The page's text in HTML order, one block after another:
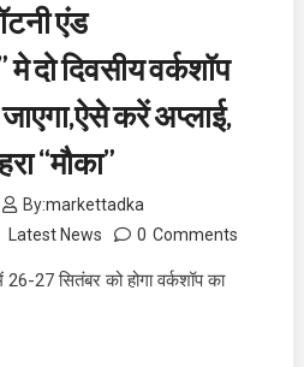
एंड
मे दो दिवसीय वर्कशॉप
करें अप्लाई,
“मौका”
By:markettadka
Latest News 0 Comments
27 सितंबर को होगा वर्कशॉप का